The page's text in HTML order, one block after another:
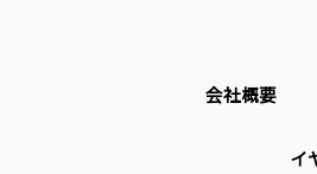
会社概要
イ